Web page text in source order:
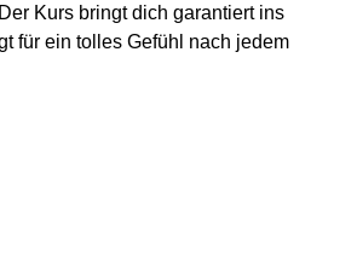
Kurs bringt dich garantiert ins
für ein tolles Gefühl nach jedem